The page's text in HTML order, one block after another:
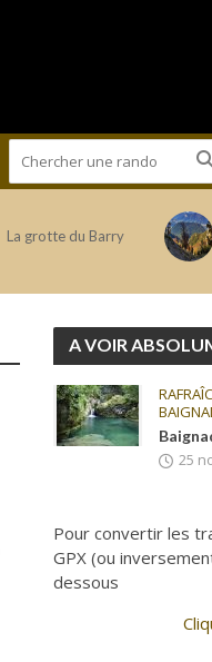
La grotte du Barry
A VOIR
25
Pour convertir les
GPX (ou
dessous